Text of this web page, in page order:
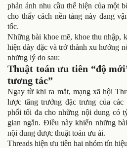
phản ánh nhu cầu thể hiện của một
cho thấy cách nền tảng này đang
tốc.
Những bài khoe mẽ, khoe thu nhập,
hiện dày đặc và trở thành xu hướng
những lý do sau:
Thuật toán ưu tiên “độ
tương tác”
Ngay từ khi ra mắt, mạng xã hội
lược tăng trưởng đặc trưng của
phối tối đa cho những nội dung có
gian ngắn. Điều này khiến những
nội dung được thuật toán ưu ái.
Threads hiện ưu tiên hai nhóm tín